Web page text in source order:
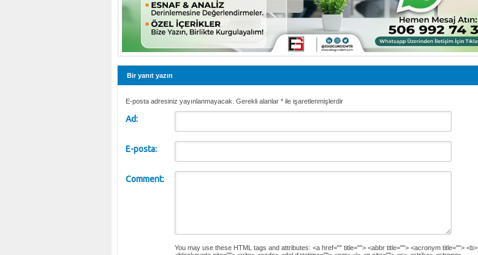
Bir yanıt yazın
E-posta adresiniz yayınlanmayacak. Gerekli alanlar * ile işaretlenmişlerdir
Ad:
E-posta:
Comment:
You may use these HTML tags and attributes: <a href="" title=""> <abbr title=""> <acronym title=""> <b>